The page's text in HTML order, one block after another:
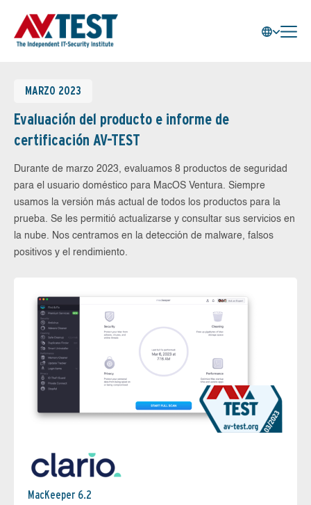
MARZO 2023
Evaluación del producto e informe de
certificación AV-TEST
Durante de marzo 2023, evaluamos 8 productos de seguridad
para el usuario doméstico para MacOS Ventura. Siempre
usamos la versión más actual de todos los productos para la
prueba. Se les permitió actualizarse y consultar sus servicios en
la nube. Nos centramos en la detección de malware, falsos
positivos y el rendimiento.
MacKeeper 6.2